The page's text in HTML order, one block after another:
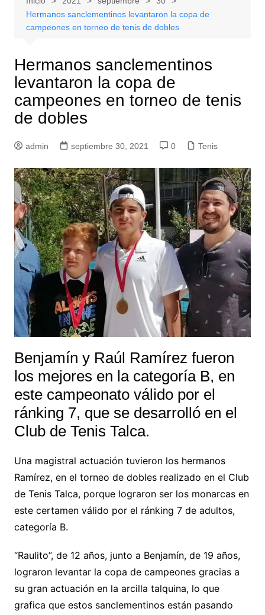
Hermanos sanclementinos levantaron la copa de
campeones en torneo de tenis de dobles
Hermanos sanclementinos
levantaron la copa de
campeones en torneo de tenis
de dobles
admin septiembre 30, 2021 0 Tenis
Benjamín y Raúl Ramírez fueron
los mejores en la categoría B, en
este campeonato válido por el
ránking 7, que se desarrolló en el
Club de Tenis Talca.
Una magistral actuación tuvieron los hermanos
Ramírez, en el torneo de dobles realizado en el Club
de Tenis Talca, porque lograron ser los monarcas en
este certamen válido por el ránking 7 de adultos,
categoría B.
“Raulito”, de 12 años, junto a Benjamín, de 19 años,
lograron levantar la copa de campeones gracias a
su gran actuación en la arcilla talquina, lo que
grafica que estos sanclementinos están pasando